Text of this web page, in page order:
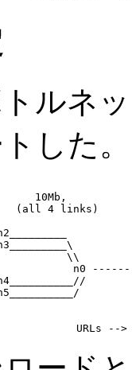
ルネ
した。
10Mb,
(all 4 links)
\\
n0